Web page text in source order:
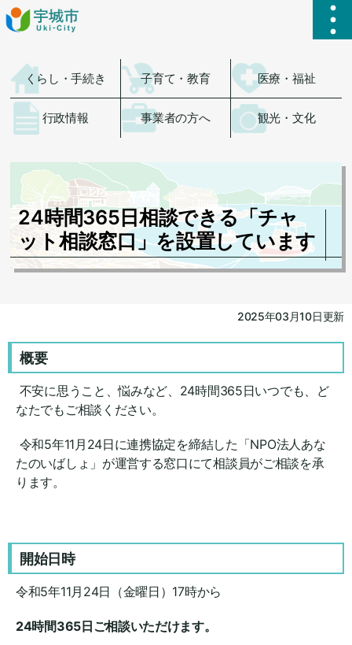
ハ
くらし・手続き 子育て・教育 医療・福祉
行政情報 事業者の方へ 観光・文化
24時間365日相談できる「チャ
ット相談窓口」を設置しています
2025年03月10日更新
概要
不安に思うこと、悩みなど、24時間365日いつでも、ど
なたでもご相談ください。
令和5年11月24日に連携協定を締結した「NPO法人あな
たのいばしょ」が運営する窓口にて相談員がご相談を承
ります。
開始日時
令和5年11月24日（金曜日）17時から
24時間365日ご相談いただけます。